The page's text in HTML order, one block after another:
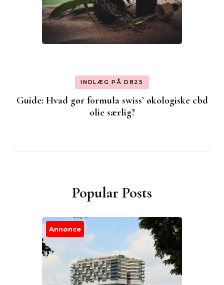
INDLÆG PÅ D825
Guide: Hvad gør formula swiss’ økologiske cbd
olie særlig?
Popular Posts
Annonce